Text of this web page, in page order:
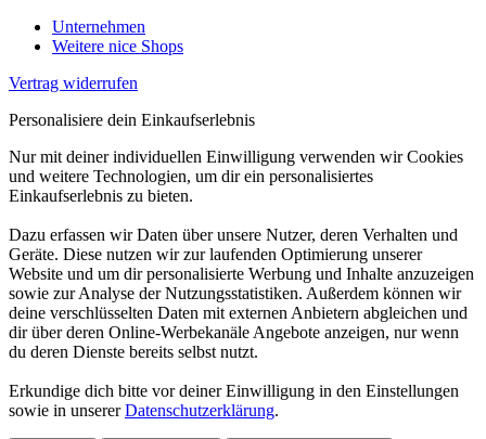
Unternehmen
Weitere nice Shops
Vertrag widerrufen
Personalisiere dein Einkaufserlebnis
Nur mit deiner individuellen Einwilligung verwenden wir Cookies
und weitere Technologien, um dir ein personalisiertes
Einkaufserlebnis zu bieten.
Dazu erfassen wir Daten über unsere Nutzer, deren Verhalten und
Geräte. Diese nutzen wir zur laufenden Optimierung unserer
Website und um dir personalisierte Werbung und Inhalte anzuzeigen
sowie zur Analyse der Nutzungsstatistiken. Außerdem können wir
deine verschlüsselten Daten mit externen Anbietern abgleichen und
dir über deren Online-Werbekanäle Angebote anzeigen, nur wenn
du deren Dienste bereits selbst nutzt.
Erkundige dich bitte vor deiner Einwilligung in den Einstellungen
sowie in unsererDatenschutzerklärung.